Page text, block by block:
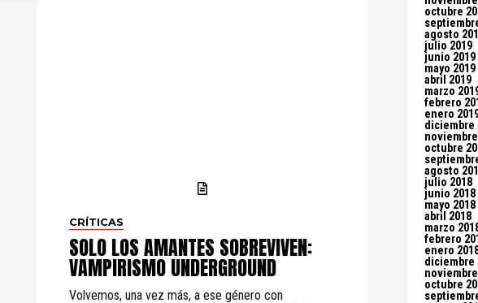
CRÍTICAS
SOLO LOS AMANTES SOBREVIVEN:
VAMPIRISMO UNDERGROUND
Volvemos, una vez más, a ese género con
octubre
agosto
julio 2019
junio 2019
mayo 2019
abril 2019
marzo
febrero
enero
diciembre
octubre
agosto
julio 2018
junio 2018
mayo 2018
abril 2018
marzo
febrero
enero
diciembre
octubre